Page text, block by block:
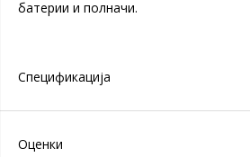
батерии и полначи.
Спецификација
Оценки